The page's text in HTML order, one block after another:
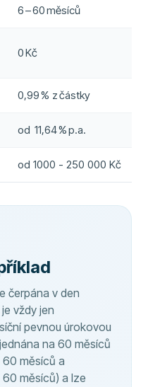
6 – 60 měsíců
0 Kč
0,99 % z částky
od 11,64 % p.a.
od 1000 - 250 000 Kč
čerpána v den
vždy jen
pevnou úrokovou
na 60 měsíců
60 měsíců a
měsíců) a lze